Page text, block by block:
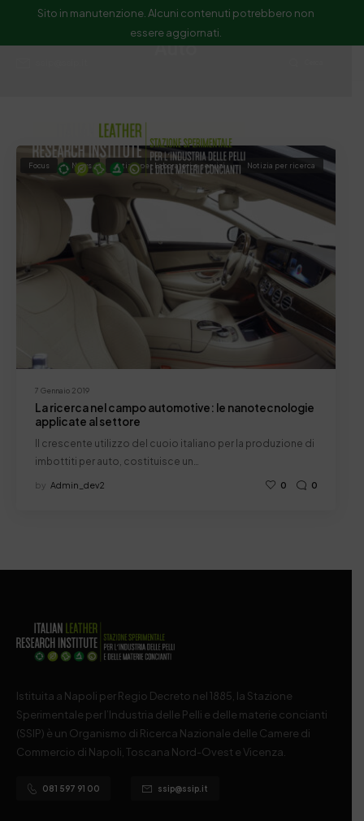
Sito in manutenzione. Alcuni contenuti potrebbero non
essere aggiornati.
Auto
7 Gennaio 2019
Focus News notizia per Laboratori e servizi Notizia per ricerca
La ricerca nel campo automotive: le nanotecnologie
applicate al settore
Il crescente utilizzo del cuoio italiano per la produzione di
imbottiti per auto, costituisce un…
by Admin_dev2 0 0
Istituita a Napoli per Regio Decreto nel 1885, la Stazione
Sperimentale per l’Industria delle Pelli e delle materie concianti
(SSIP) è un Organismo di Ricerca Nazionale delle Camere di
Commercio di Napoli, Toscana Nord-Ovest e Vicenza.
081 597 91 00 ssip@ssip.it